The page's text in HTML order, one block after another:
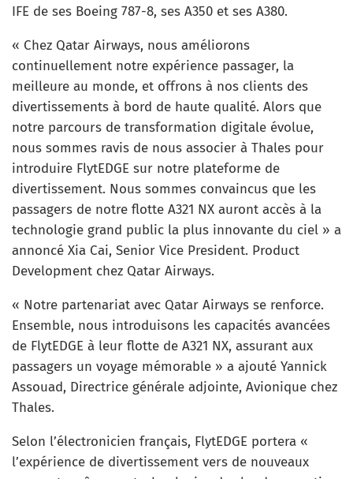
IFE de ses Boeing 787-8, ses A350 et ses A380.
« Chez Qatar Airways, nous améliorons
continuellement notre expérience passager, la
meilleure au monde, et offrons à nos clients des
divertissements à bord de haute qualité. Alors que
notre parcours de transformation digitale évolue,
nous sommes ravis de nous associer à Thales pour
introduire FlytEDGE sur notre plateforme de
divertissement. Nous sommes convaincus que les
passagers de notre flotte A321 NX auront accès à la
technologie grand public la plus innovante du ciel » a
annoncé Xia Cai, Senior Vice President. Product
Development chez Qatar Airways.
« Notre partenariat avec Qatar Airways se renforce.
Ensemble, nous introduisons les capacités avancées
de FlytEDGE à leur flotte de A321 NX, assurant aux
passagers un voyage mémorable » a ajouté Yannick
Assouad, Directrice générale adjointe, Avionique chez
Thales.
Selon l’électronicien français, FlytEDGE portera «
l’expérience de divertissement vers de nouveaux